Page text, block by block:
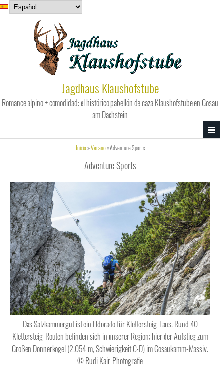
Pasar al contenido principal
Jagdhaus Klaushofstube
Romance alpino + comodidad: el histórico pabellón de caza Klaushofstube en Gosau
am Dachstein
Inicio»Verano» Adventure Sports
Adventure Sports
Das Salzkammergut ist ein Eldorado für Klettersteig-Fans. Rund 40
Klettersteig-Routen befinden sich in unserer Region; hier der Aufstieg zum
Großen Donnerkogel (2.054 m, Schwierigkeit C-D) im Gosaukamm-Massiv.
© Rudi Kain Photografie